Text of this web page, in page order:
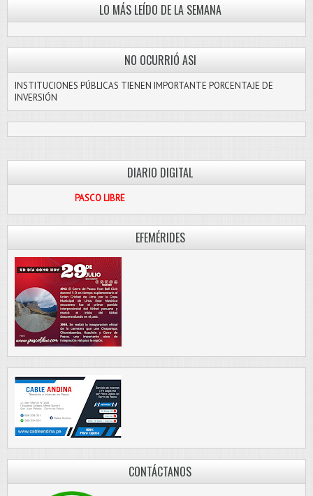
LO MÁS LEÍDO DE LA SEMANA
NO OCURRIÓ ASI
INSTITUCIONES PÚBLICAS TIENEN IMPORTANTE PORCENTAJE DE
INVERSIÓN
DIARIO DIGITAL
PASCO LIBRE
EFEMÉRIDES
CONTÁCTANOS